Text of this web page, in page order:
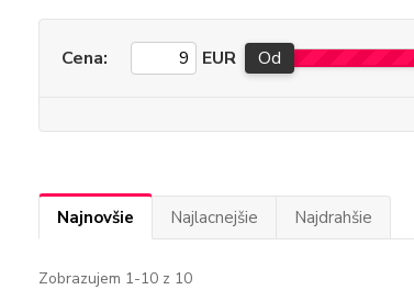
Cena: EUR Od
Najnovšie Najlacnejšie Najdrahšie
Zobrazujem 1-10 z 10